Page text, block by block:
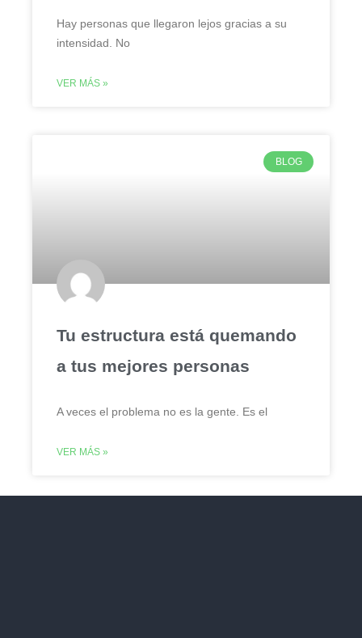
Hay personas que llegaron lejos gracias a su
intensidad. No
VER MÁS »
BLOG
Tu estructura está quemando
a tus mejores personas
A veces el problema no es la gente. Es el
VER MÁS »